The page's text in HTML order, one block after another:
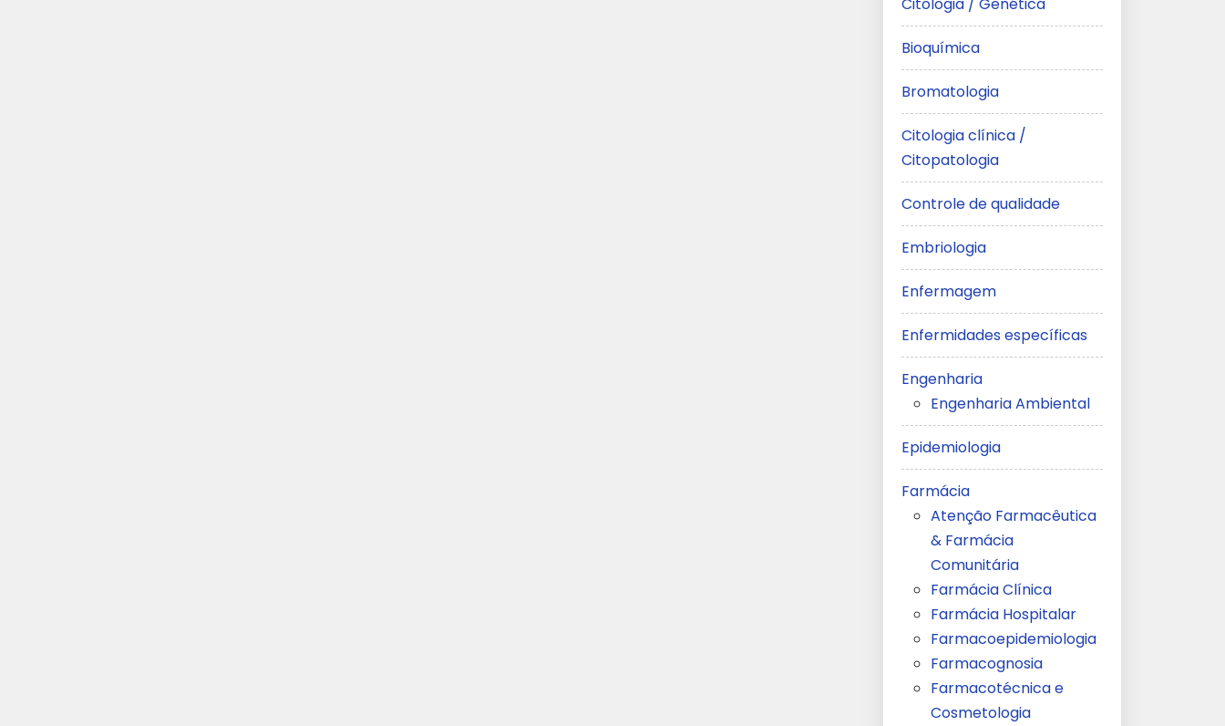
Bioquímica
Bromatologia
Citologia clínica /
Citopatologia
Controle de qualidade
Embriologia
Enfermagem
Enfermidades específicas
Engenharia
Engenharia Ambiental
Epidemiologia
Farmácia
Atenção Farmacêutica
& Farmácia
Comunitária
Farmácia Clínica
Farmácia Hospitalar
Farmacoepidemiologia
Farmacognosia
Farmacotécnica e
Cosmetologia